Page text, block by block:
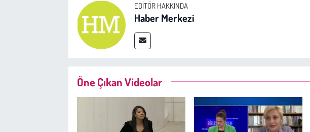
EDITÖR HAKKINDA
Haber Merkezi
Öne Çıkan Videolar